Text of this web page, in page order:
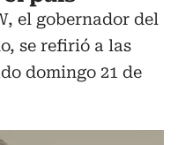
el gobernador del
se refirió a las
domingo 21 de